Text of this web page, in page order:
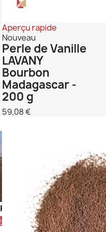
Aperçu rapide
Nouveau
Perle de Vanille
LAVANY
Bourbon
Madagascar -
200 g
59,08 €